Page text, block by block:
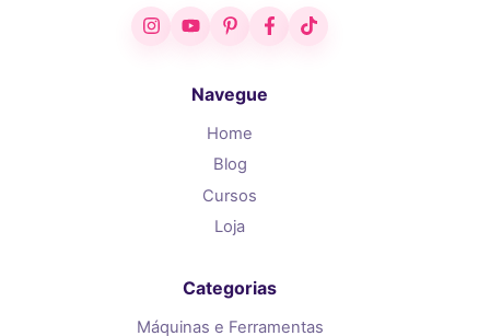
InstagramYouTubePinterestFacebook
TikTok
Navegue
Home
Blog
Cursos
Loja
Categorias
Máquinas e Ferramentas